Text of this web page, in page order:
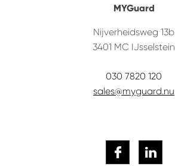
MYGuard
Nijverheidsweg 13b
3401 MC IJsselstein
030 7820 120
sales@myguard.nu